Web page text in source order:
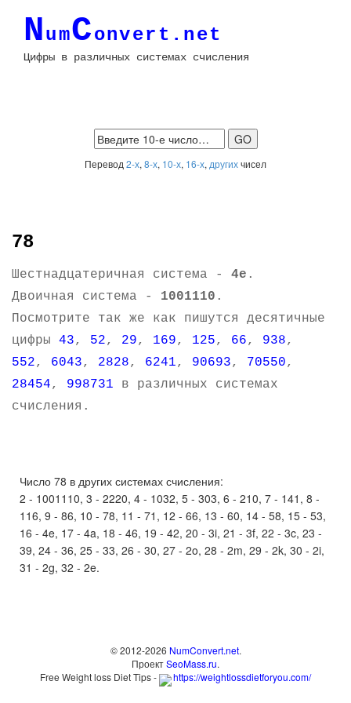
NumConvert.net
Цифры в различных системах счисления
Перевод 2-х, 8-х, 10-х, 16-х, другихчисел
78
Шестнадцатеричная система - 4e .
Двоичная система - 1001110 .
Посмотрите так же как пишутся десятичные
цифры 43, 52, 29, 169, 125, 66, 938,
552, 6043, 2828, 6241, 90693, 70550,
28454, 998731 в различных системах
счисления.
Число 78 в других системах счисления:
2 - 1001110, 3 - 2220, 4 - 1032, 5 - 303, 6 - 210, 7 - 141, 8 -
116, 9 - 86, 10 - 78, 11 - 71, 12 - 66, 13 - 60, 14 - 58, 15 - 53,
16 - 4e, 17 - 4a, 18 - 46, 19 - 42, 20 - 3i, 21 - 3f, 22 - 3c, 23 -
39, 24 - 36, 25 - 33, 26 - 30, 27 - 2o, 28 - 2m, 29 - 2k, 30 - 2i,
31 - 2g, 32 - 2e.
© 2012-2026 NumConvert.net.
ПроектSeoMass.ru.
Free Weight loss Diet Tips -
https://weightlossdietforyou.com/